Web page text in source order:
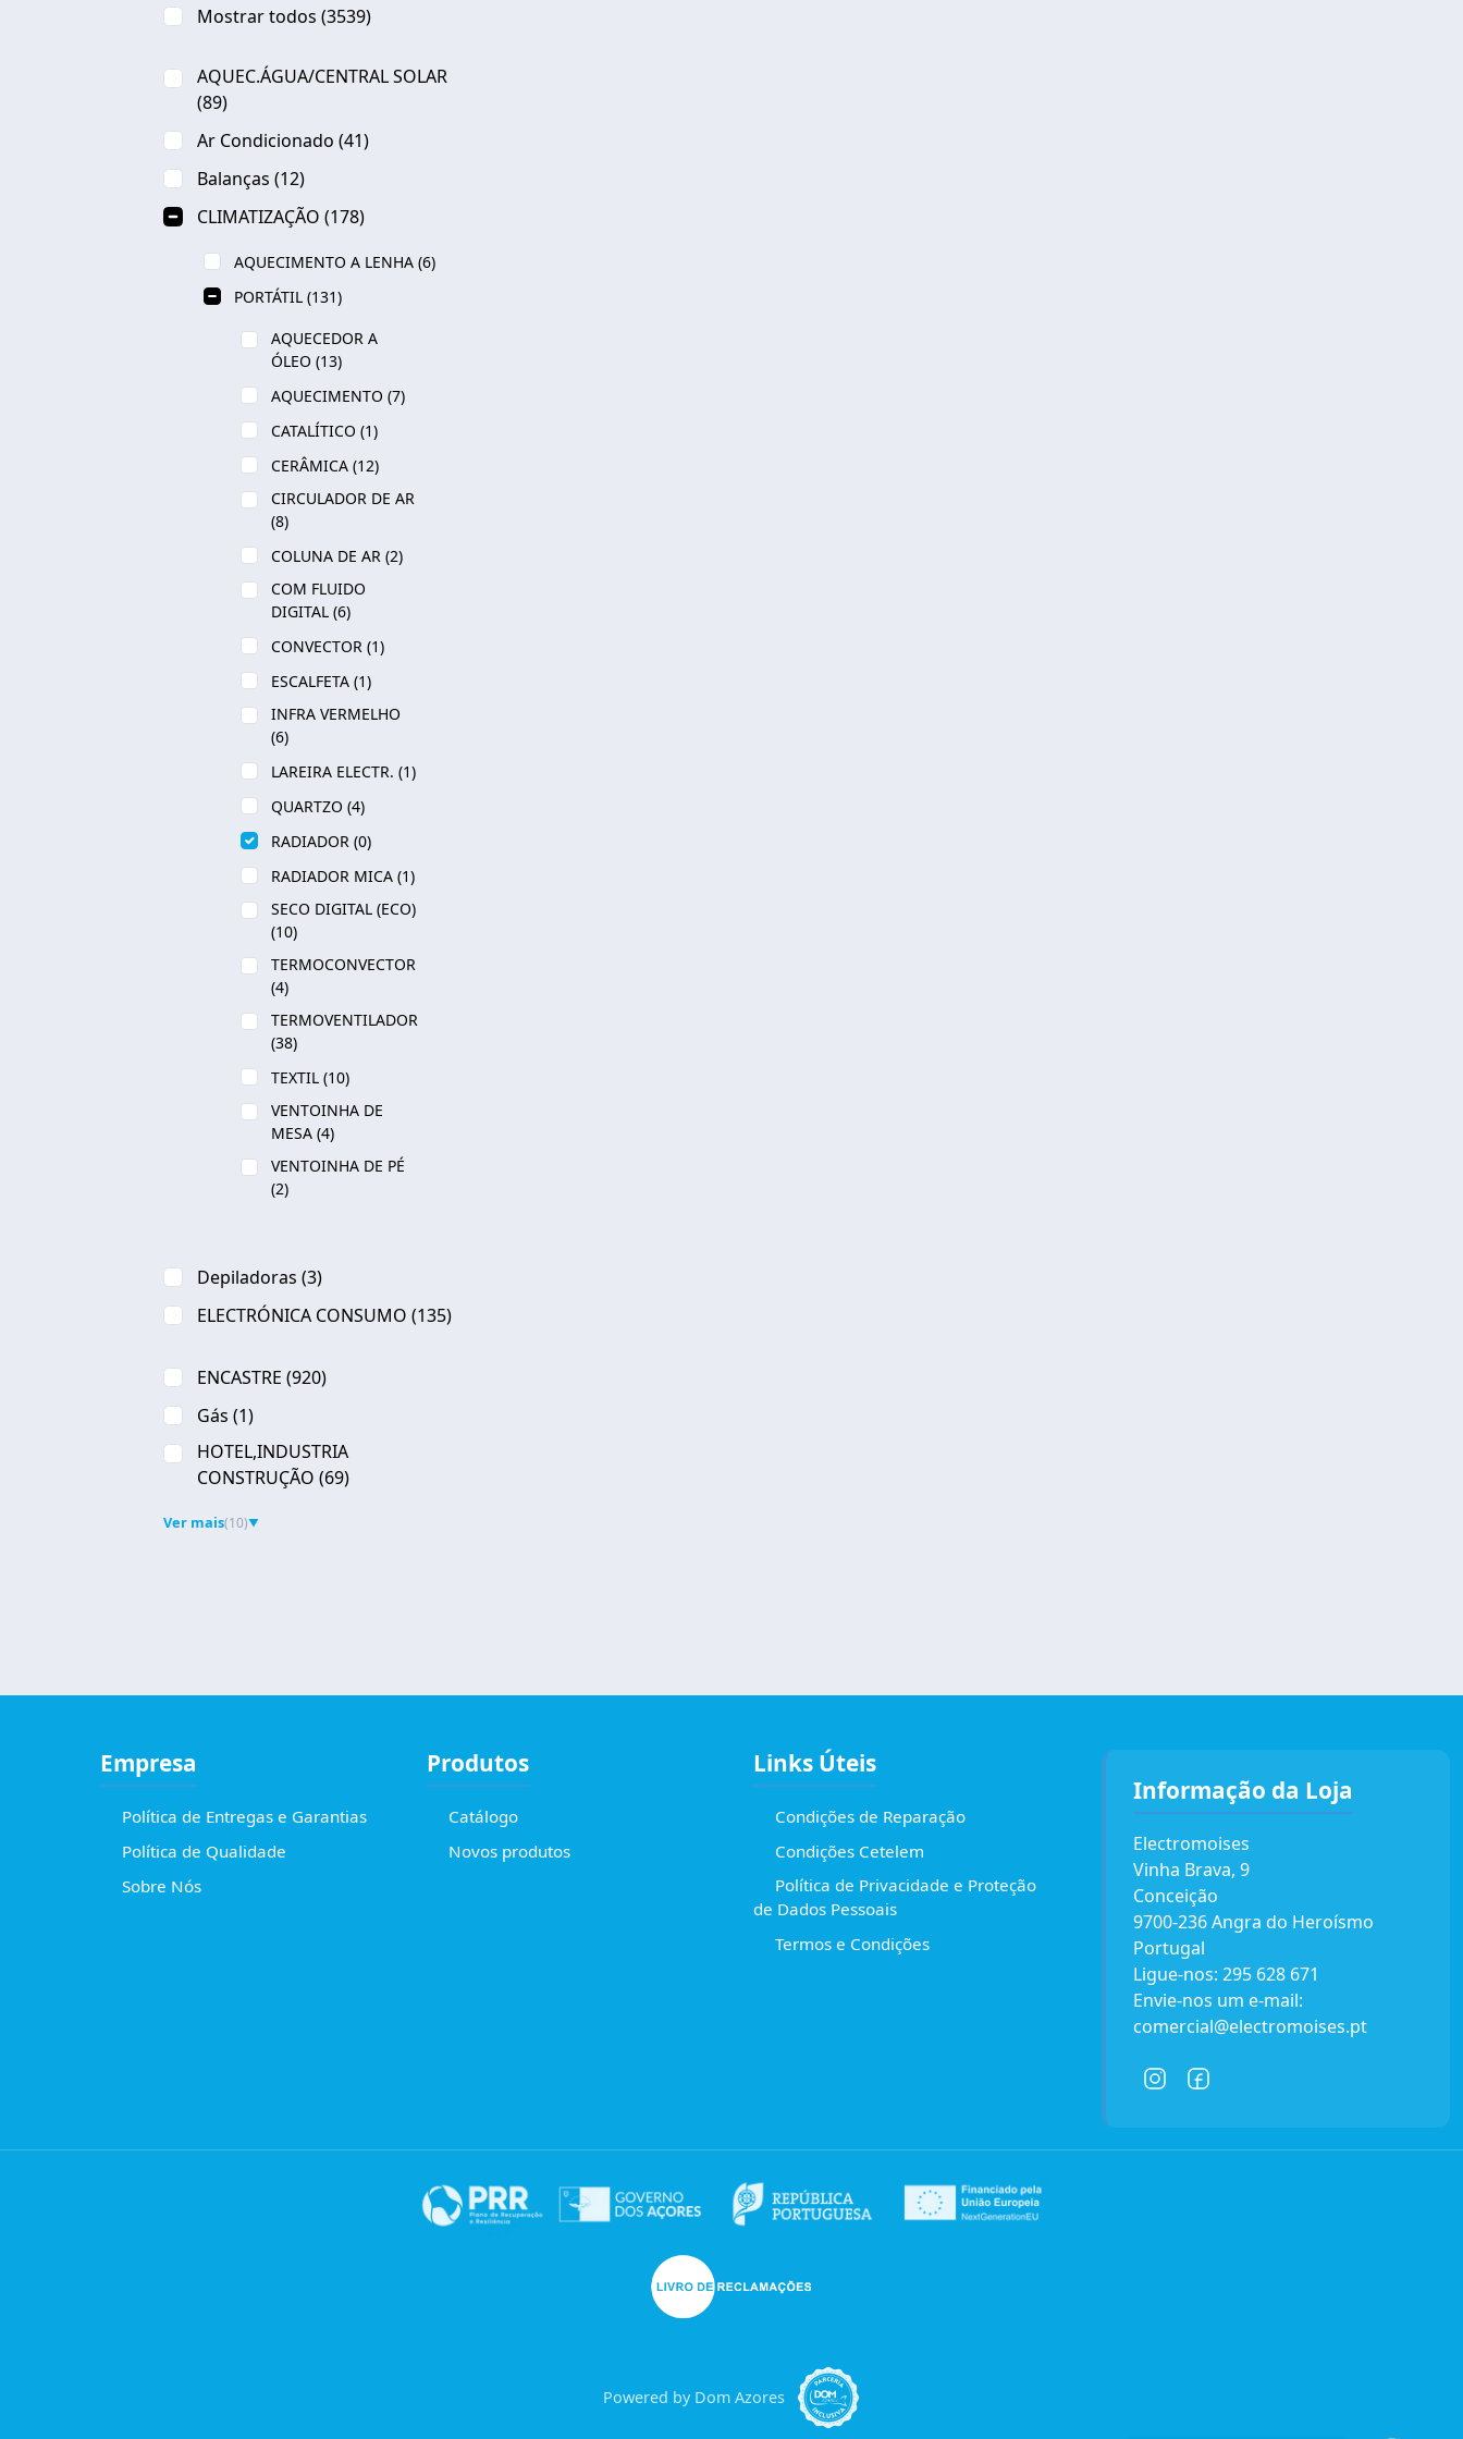
Mostrar todos (3539)
AQUEC.ÁGUA/CENTRAL SOLAR
(89)
Ar Condicionado (41)
Balanças (12)
CLIMATIZAÇÃO (178)
AQUECIMENTO A LENHA (6)
PORTÁTIL (131)
AQUECEDOR A
ÓLEO (13)
AQUECIMENTO (7)
CATALÍTICO (1)
CERÂMICA (12)
CIRCULADOR DE AR
(8)
COLUNA DE AR (2)
COM FLUIDO
DIGITAL (6)
CONVECTOR (1)
ESCALFETA (1)
INFRA VERMELHO
(6)
LAREIRA ELECTR. (1)
QUARTZO (4)
RADIADOR (0)
RADIADOR MICA (1)
SECO DIGITAL (ECO)
(10)
TERMOCONVECTOR
(4)
TERMOVENTILADOR
(38)
TEXTIL (10)
VENTOINHA DE
MESA (4)
VENTOINHA DE PÉ
(2)
Depiladoras (3)
ELECTRÓNICA CONSUMO (135)
ENCASTRE (920)
Gás (1)
HOTEL,INDUSTRIA
CONSTRUÇÃO (69)
Ver mais(10)▼
Empresa
Política de Entregas e Garantias
Política de Qualidade
Sobre Nós
Produtos
Catálogo
Novos produtos
Links Úteis
Condições de Reparação
Condições Cetelem
Política de Privacidade e Proteção
de Dados Pessoais
Termos e Condições
Informação da Loja
Electromoises
Vinha Brava, 9
Conceição
9700-236 Angra do Heroísmo
Portugal
Ligue-nos: 295 628 671
Envie-nos um e-mail:
comercial@electromoises.pt
Powered by Dom Azores